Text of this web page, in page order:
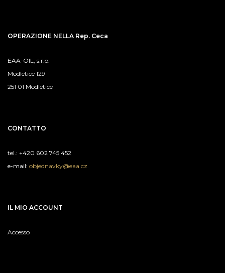
OPERAZIONE NELLA Rep. Ceca
EAA-OIL, s.r.o.
Modletice 129
251 01 Modletice
CONTATTO
tel.: +420 602 745 452
e-mail: objednavky@eaa.cz
IL MIO ACCOUNT
Accesso